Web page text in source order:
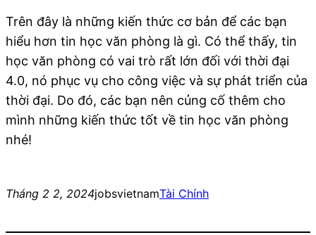
Trên đây là những kiến thức cơ bản để các bạn
hiểu hơn tin học văn phòng là gì. Có thể thấy, tin
học văn phòng có vai trò rất lớn đối với thời đại
4.0, nó phục vụ cho công việc và sự phát triển của
thời đại. Do đó, các bạn nên củng cố thêm cho
mình những kiến thức tốt về tin học văn phòng
nhé!
Tháng 2 2, 2024jobsvietnamTài Chính